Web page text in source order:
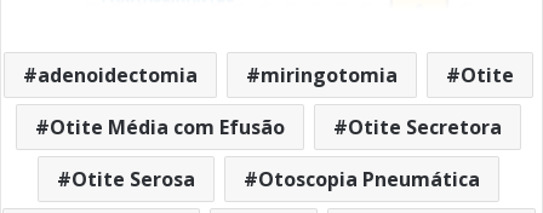
Está gostando desse texto?
Cadastre-se gratuitamente PortalPed para ler
o restante da matéria!
adenoidectomia miringotomia
Otite
Otite Média com Efusão
Otite Secretora
Otite Serosa
Otoscopia Pneumática